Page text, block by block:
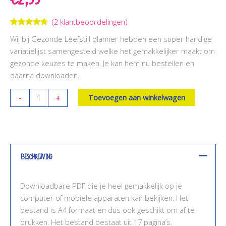
4.50 op 5
gebaseerd
klantbeoordelingen
(2 klantbeoordelingen)
Wij bij Gezonde Leefstijl planner hebben een super handige
variatielijst samengesteld welke het gemakkelijker maakt om
gezonde keuzes te maken. Je kan hem nu bestellen en
daarna downloaden.
-
Variatielijst
aantal
+ Toevoegen aan winkelwagen
Beschrijving
Downloadbare PDF die je heel gemakkelijk op je
computer of mobiele apparaten kan bekijken. Het
bestand is A4 formaat en dus ook geschikt om af te
drukken. Het bestand bestaat uit 17 pagina’s.